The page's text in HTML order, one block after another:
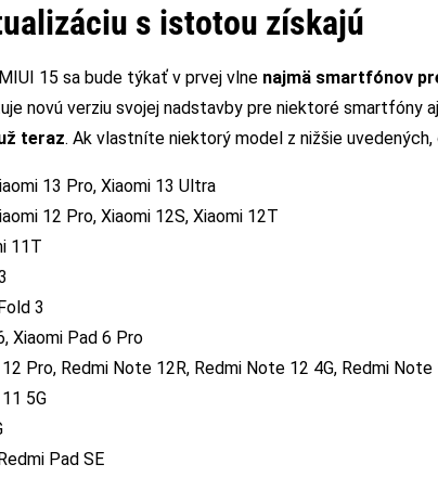
s istotou získajú
15 sa bude týkať v prvej vlne najmä smartfónov
novú verziu svojej nadstavby pre niektoré smartfóny
teraz. Ak vlastníte niektorý model z nižšie
13 Pro, Xiaomi 13 Ultra
12 Pro, Xiaomi 12S, Xiaomi 12T
11T
3
Xiaomi Pad 6 Pro
Pro, Redmi Note 12R, Redmi Note 12 4G, Redmi Note
5G
Pad SE